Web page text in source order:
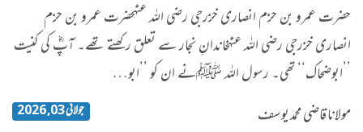
​حضرت عمرو بن حزم انصاری خزرجی رضی اللہ عنہٗحضرت عمرو بن حزم
انصاری خزرجی رضی اللہ عنہٗخاندانِ نجار سے تعلق رکھتے تھے۔ آپؓ کی کنیت
’’ابوضحاک‘‘ تھی۔ رسول اللہ ﷺنے ان کو ’’ابو…
مولانا قاضی محمد یوسف
جولائی 03, 2026